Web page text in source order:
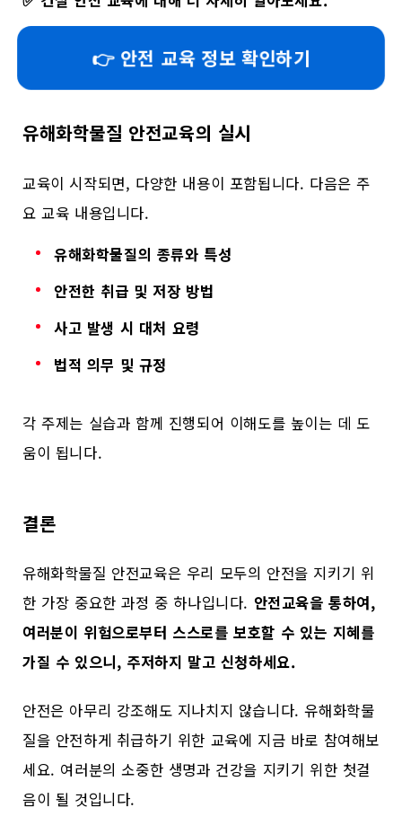
👉 안전 교육 정보 확인하기
유해화학물질 안전교육의 실시
교육이 시작되면, 다양한 내용이 포함됩니다. 다음은 주
요 교육 내용입니다.
유해화학물질의 종류와 특성
안전한 취급 및 저장 방법
사고 발생 시 대처 요령
법적 의무 및 규정
각 주제는 실습과 함께 진행되어 이해도를 높이는 데 도
움이 됩니다.
결론
유해화학물질 안전교육은 우리 모두의 안전을 지키기 위
한 가장 중요한 과정 중 하나입니다. 안전교육을 통하여,
여러분이 위험으로부터 스스로를 보호할 수 있는 지혜를
가질 수 있으니, 주저하지 말고 신청하세요.
안전은 아무리 강조해도 지나치지 않습니다. 유해화학물
질을 안전하게 취급하기 위한 교육에 지금 바로 참여해보
세요. 여러분의 소중한 생명과 건강을 지키기 위한 첫걸
음이 될 것입니다.